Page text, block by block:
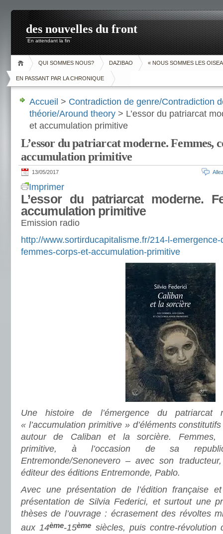
des nouvelles du front
En attendant la fin
QUI SOMMES NOUS? DAZIBAO « NOUS SOMMES LES
EN PASSANT PAR LA CHRONIQUE
Accueil > Contradiction de genre/Contradiction
théorie/Around theory > L’essor du patriarcat
et accumulation primitive
L’essor du patriarcat moderne. Femmes,
accumulation primitive
13/05/2017
Imprimer
L’essor du patriarcat moderne.
accumulation primitive
Emission radio
http://www.sortirducapitalisme.fr/214-l-
femmes-corps-et-accumulation-primitive
Une histoire de l’émergence du
« l’accumulation primitive » d’éléments
autour de Caliban et la sorcière. Femmes,
primitive, à l’occasion de sa
Entremonde/Senonevero – avec son
éditeur des éditions Entremonde, Pablo.
Avec une présentation de l’édition française
présentation de Silvia Federici, et surtout une
thèses de l’ouvrage : écrasement des révoltes
aux 14ème-15ème siècles, puis contre-révolution